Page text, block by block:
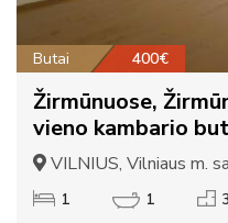
Butai 400€
Žirmūnuose,
vieno kambario
VILNIUS, Vilniaus m.
1 1